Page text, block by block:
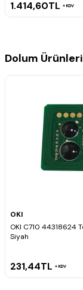
1.414,60TL KDV
Dolum Ürünleri
OKI
OKI C710 44318624
Siyah
231,44TL KDV